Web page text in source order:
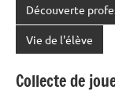
Découverte
Vie de l'élève
Collecte de